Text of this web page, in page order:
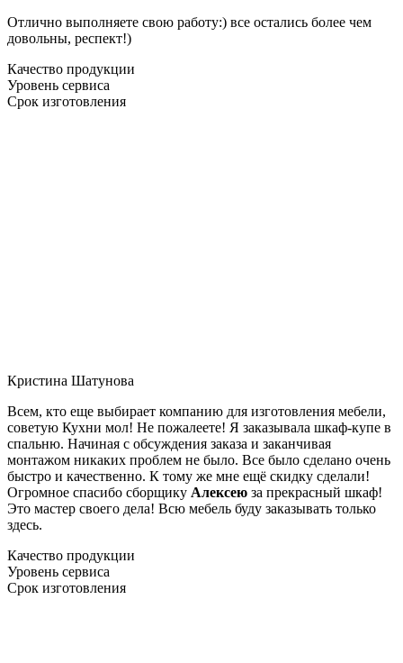
Отлично выполняете свою работу:) все остались более чем
довольны, респект!)
Качество продукции
Уровень сервиса
Срок изготовления
Кристина Шатунова
Всем, кто еще выбирает компанию для изготовления мебели,
советую Кухни мол! Не пожалеете! Я заказывала шкаф-купе в
спальню. Начиная с обсуждения заказа и заканчивая
монтажом никаких проблем не было. Все было сделано очень
быстро и качественно. К тому же мне ещё скидку сделали!
Огромное спасибо сборщику Алексею за прекрасный шкаф!
Это мастер своего дела! Всю мебель буду заказывать только
здесь.
Качество продукции
Уровень сервиса
Срок изготовления